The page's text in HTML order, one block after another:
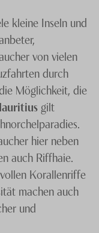
kleine Inseln und
von vielen
durch
Möglichkeit, die
gilt
hier neben
auch Riffhaie.
Korallenriffe
machen auch
und